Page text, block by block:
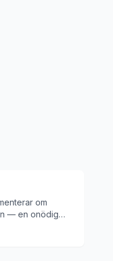
om
— en onödig